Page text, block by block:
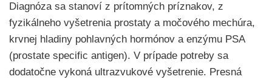
Diagnóza sa stanoví z prítomných príznakov, z
fyzikálneho vyšetrenia prostaty a močového mechúra,
krvnej hladiny pohlavných hormónov a enzýmu PSA
(prostate specific antigen). V prípade potreby sa
dodatočne vykoná ultrazvukové vyšetrenie. Presná